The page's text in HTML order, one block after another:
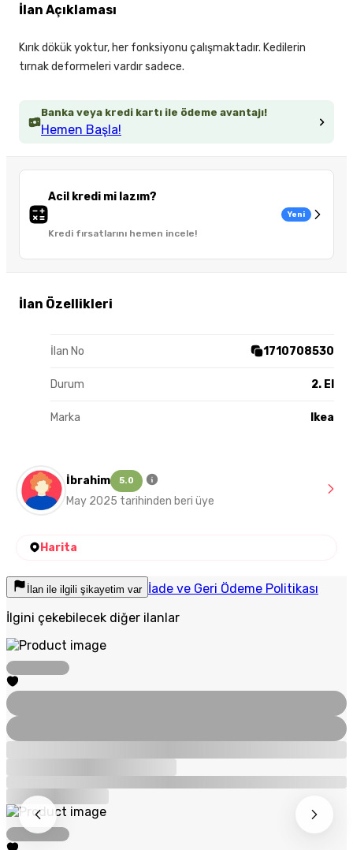
Banka veya kredi kartı ile ödeme avantajı!
Hemen Başla!
Acil kredi mi lazım?
Kredi fırsatlarını hemen incele!
Yeni
İlan Özellikleri
İlan No 1710708530
Durum 2. El
Marka Ikea
İlan Açıklaması
Kırık dökük yoktur, her fonksiyonu çalışmaktadır. Kedilerin
tırnak deformeleri vardır sadece.
İbrahim 5.0
May 2025 tarihinden beri üye
Harita
İlan ile ilgili şikayetim var İade ve Geri Ödeme Politikası
İlgini çekebilecek diğer ilanlar